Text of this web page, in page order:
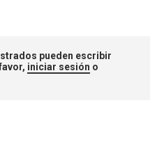
pueden escribir
iniciar sesión o